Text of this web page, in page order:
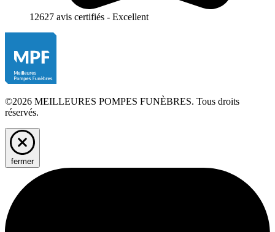
12627 avis certifiés - Excellent
©2026 MEILLEURES POMPES FUNÈBRES. Tous droits
réservés.
fermer